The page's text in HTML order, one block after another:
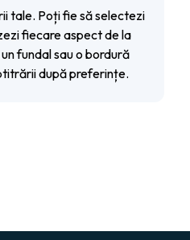
tale. Poți fie să selectezi
fiecare aspect de la
fundal sau o bordură
după preferințe.